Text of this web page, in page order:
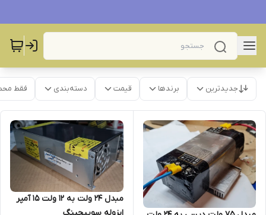
جدیدترین برندها قیمت دسته‌بندی فقط
مبدل ۲۴ ولت به ۱۲ ولت ۱۵ آمپر